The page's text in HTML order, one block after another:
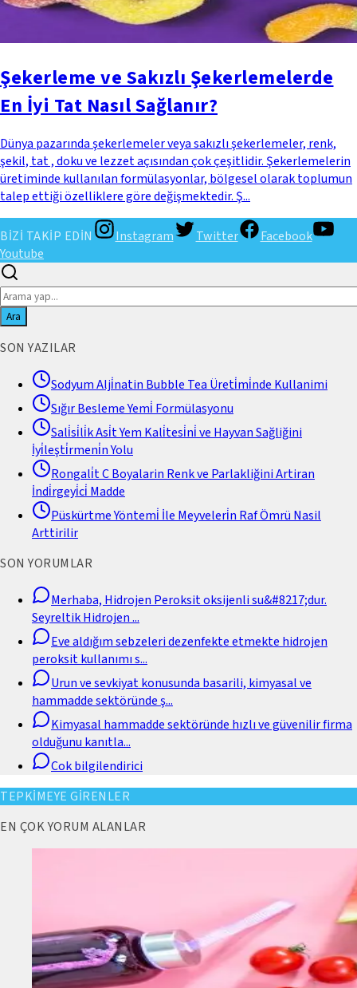
Şekerleme ve Sakızlı Şekerlemelerde
En İyi Tat Nasıl Sağlanır?
Dünya pazarında şekerlemeler veya sakızlı şekerlemeler, renk,
şekil, tat , doku ve lezzet açısından çok çeşitlidir. Şekerlemelerin
üretiminde kullanılan formülasyonlar, bölgesel olarak toplumun
talep ettiği özelliklere göre değişmektedir. Ş...
BİZİ TAKİP EDİN Instagram Twitter
Facebook
Youtube
Ara
SON YAZILAR
Sodyum Alji̇natin Bubble Tea Üreti̇mi̇nde Kullanimi
Sığır Besleme Yemi̇ Formülasyonu
Sali̇si̇li̇k Asi̇t Yem Kali̇tesi̇ni̇ ve Hayvan Sağliğini
İyi̇leşti̇rmeni̇n Yolu
Rongali̇t C Boyalarin Renk ve Parlakliğini Artiran
İndi̇rgeyi̇ci̇ Madde
Püskürtme Yöntemi̇ İle Meyveleri̇n Raf Ömrü Nasil
Arttirilir
SON YORUMLAR
Merhaba, Hidrojen Peroksit oksijenli su&#8217;dur.
Seyreltik Hidrojen...
Eve aldığım sebzeleri dezenfekte etmekte hidrojen
peroksit kullanımı s...
Urun ve sevkiyat konusunda basarili, kimyasal ve
hammadde sektöründe ş...
Kimyasal hammadde sektöründe hızlı ve güvenilir firma
olduğunu kanıtla...
Cok bilgilendirici
TEPKİMEYE GİRENLER
EN ÇOK YORUM ALANLAR